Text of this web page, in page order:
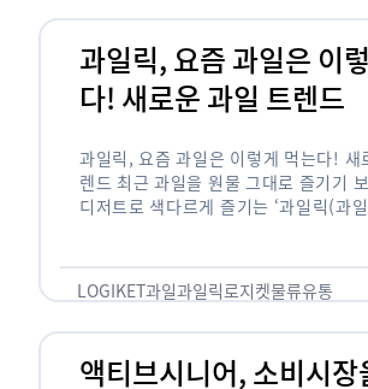
과일릭, 요즘 과일은 이
다! 새로운 과일 트렌드
과일릭, 요즘 과일은 이렇게 먹는다! 새
렌드 최근 과일을 원물 그대로 즐기기
디저트로 색다르게 즐기는 ‘과일릭(과
…
LOGIKET과일과일릭로지켓물류유통
액티브시니어, 소비시장